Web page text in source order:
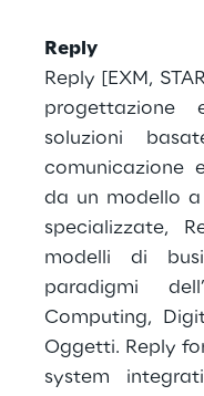
Reply
Reply [EXM,
progettazione
soluzioni
comunicazione
da un modello
specializzate,
modelli di
paradigmi
Computing,
Oggetti. Reply
system